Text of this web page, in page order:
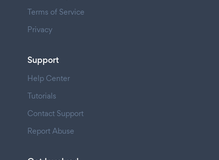
Terms of Service
Privacy
Support
Help Center
Tutorials
Contact Support
Report Abuse